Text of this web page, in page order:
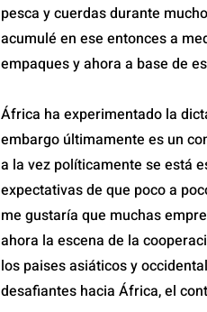
pesca y cuerdas durante
acumulé en ese entonces a
empaques y ahora a base de
África ha experimentado la
embargo últimamente es un
a la vez políticamente se está
expectativas de que poco a
me gustaría que muchas
ahora la escena de la
los paises asiáticos y
desafiantes hacia África, el